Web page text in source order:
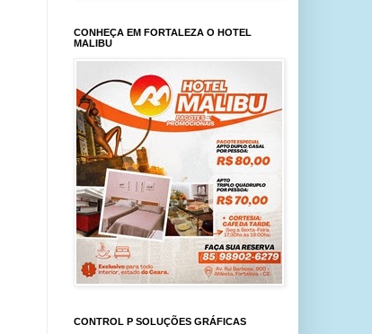
CONHEÇA EM FORTALEZA O HOTEL
MALIBU
CONTROL P SOLUÇÕES GRÁFICAS